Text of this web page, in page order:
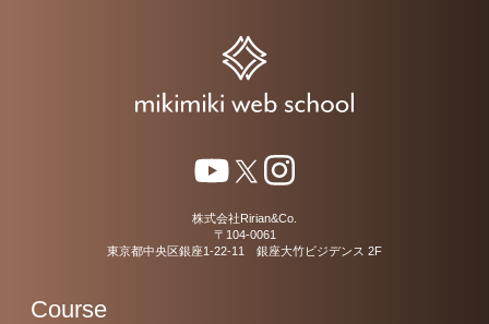
株式会社Ririan&Co.
〒104-0061
東京都中央区銀座1-22-11 銀座大竹ビジデンス 2F
Course